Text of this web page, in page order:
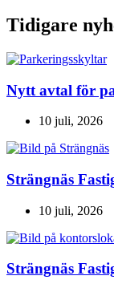
Tidigare
Nytt avtal för
10 juli, 2026
Strängnäs
10 juli, 2026
Strängnäs